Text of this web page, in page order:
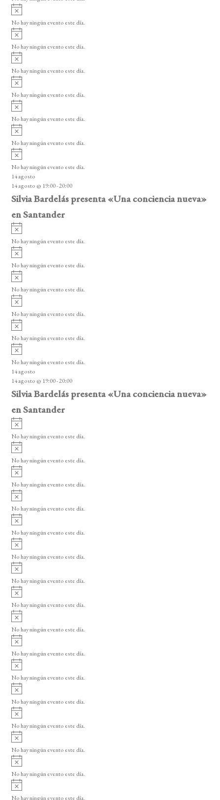
E
v
e
n
t
o
s
i
o
A
v
i
o
No hay ningún evento este día.
A
v
i
o
No hay ningún evento este día.
A
v
i
o
No hay ningún evento este día.
A
v
i
o
No hay ningún evento este día.
A
v
i
o
No hay ningún evento este día.
A
v
i
o
No hay ningún evento este día.
A
v
i
s
o
No hay ningún evento este día.
14 agosto
14 agosto @ 19:00-20:00
Silvia Bardelás presenta «Una conciencia nueva»
en Santander
A
v
i
o
No hay ningún evento este día.
A
v
i
o
No hay ningún evento este día.
A
v
i
o
No hay ningún evento este día.
A
v
i
o
No hay ningún evento este día.
A
v
i
o
No hay ningún evento este día.
A
v
i
s
o
No hay ningún evento este día.
14 agosto
14 agosto @ 19:00-20:00
Silvia Bardelás presenta «Una conciencia nueva»
en Santander
A
v
i
o
No hay ningún evento este día.
A
v
i
o
No hay ningún evento este día.
A
v
i
o
No hay ningún evento este día.
A
v
i
o
No hay ningún evento este día.
A
v
i
o
No hay ningún evento este día.
A
v
i
o
No hay ningún evento este día.
A
v
i
o
No hay ningún evento este día.
A
v
i
o
No hay ningún evento este día.
A
v
i
o
No hay ningún evento este día.
A
v
i
o
No hay ningún evento este día.
A
v
i
o
No hay ningún evento este día.
A
v
i
o
No hay ningún evento este día.
A
v
i
o
No hay ningún evento este día.
A
v
i
o
No hay ningún evento este día.
A
v
i
o
No hay ningún evento este día.
A
v
No hay ningún evento este día.